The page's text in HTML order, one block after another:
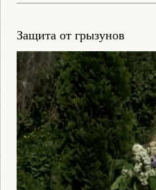
Защита от грызунов